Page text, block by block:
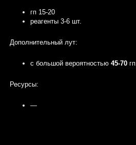
гп 15-20
реагенты 3-6 шт.
Дополнительный лут:
с большой вероятностью 45-70гп.
Ресурсы:
—